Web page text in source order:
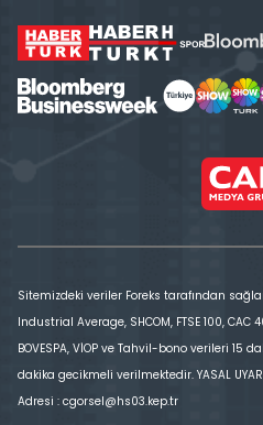
Sitemizdeki veriler Foreks tarafından
Industrial Average, SHCOM, FTSE 100, CAC
BOVESPA, VİOP ve Tahvil-bono verileri 15
dakika gecikmeli verilmektedir. YASAL
Adresi : cgorsel@hs03.kep.tr